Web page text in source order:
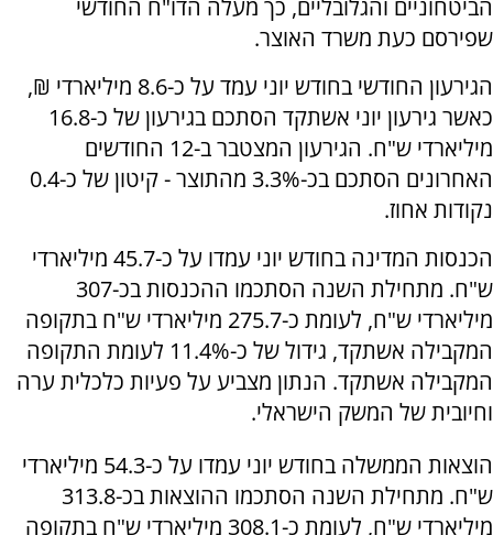
הביטחוניים והגלובליים, כך מעלה הדו"ח החודשי
שפירסם כעת משרד האוצר.
הגירעון החודשי בחודש יוני עמד על כ-8.6 מיליארדי ₪,
כאשר גירעון יוני אשתקד הסתכם בגירעון של כ-16.8
מיליארדי ש"ח. הגירעון המצטבר ב-12 החודשים
האחרונים הסתכם בכ-3.3% מהתוצר - קיטון של כ-0.4
נקודות אחוז.
הכנסות המדינה בחודש יוני עמדו על כ-45.7 מיליארדי
ש"ח. מתחילת השנה הסתכמו ההכנסות בכ-307
מיליארדי ש"ח, לעומת כ-275.7 מיליארדי ש"ח בתקופה
המקבילה אשתקד, גידול של כ-11.4% לעומת התקופה
המקבילה אשתקד. הנתון מצביע על פעיות כלכלית ערה
וחיובית של המשק הישראלי.
הוצאות הממשלה בחודש יוני עמדו על כ-54.3 מיליארדי
ש"ח. מתחילת השנה הסתכמו ההוצאות בכ-313.8
מיליארדי ש"ח, לעומת כ-308.1 מיליארדי ש"ח בתקופה